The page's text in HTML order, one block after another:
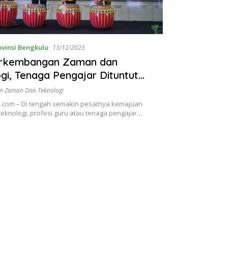
Bengkulu 13/12/2023
Zaman dan
Tenaga Pengajar Dituntut
Kompetensi
Zaman Dan Teknologi
– Di tengah semakin pesatnya kemajuan
profesi guru atau tenaga pengajar…